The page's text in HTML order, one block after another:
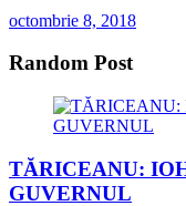
octombrie 8, 2018
Random Post
TĂRICEANU:
GUVERNUL